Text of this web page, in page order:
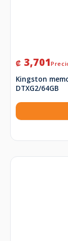
₡ 3,701
Kingston
DTXG2/64GB